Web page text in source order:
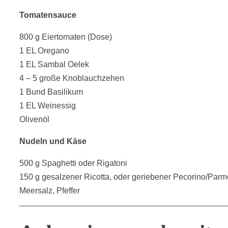
Tomatensauce
800 g Eiertomaten (Dose)
1 EL Oregano
1 EL Sambal Oelek
4 – 5 große Knoblauchzehen
1 Bund Basilikum
1 EL Weinessig
Olivenöl
Nudeln und Käse
500 g Spaghetti oder Rigatoni
150 g gesalzener Ricotta, oder geriebener Pecorino/
Meersalz, Pfeffer